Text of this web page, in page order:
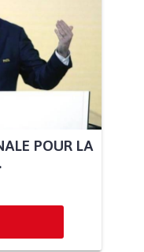
POUR LA